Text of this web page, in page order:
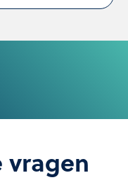
vragen